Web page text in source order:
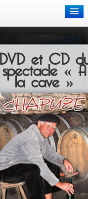
et CD
spectacle « A
la cave »